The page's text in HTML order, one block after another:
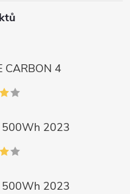
CARBON 4
500Wh 2023
500Wh 2023